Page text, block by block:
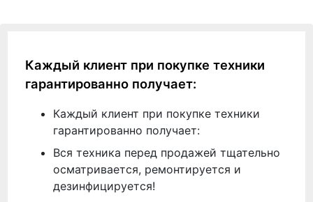
Каждый клиент при покупке техники
гарантированно получает:
Каждый клиент при покупке техники
гарантированно получает:
Вся техника перед продажей тщательно
осматривается, ремонтируется и
дезинфицируется!